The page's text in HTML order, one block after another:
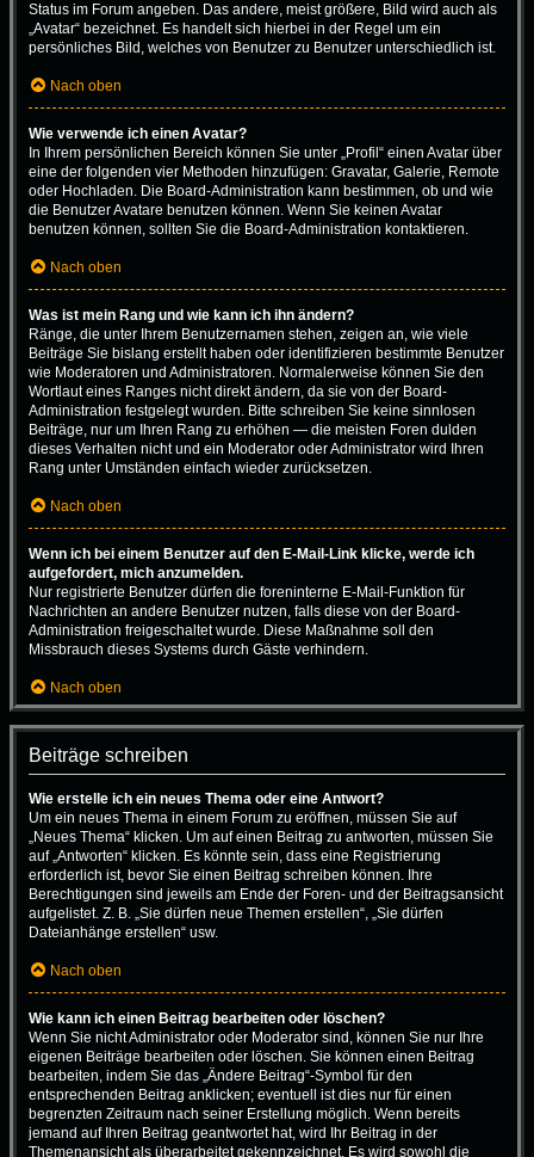
Status im Forum angeben. Das andere, meist größere, Bild wird auch als
„Avatar“ bezeichnet. Es handelt sich hierbei in der Regel um ein
persönliches Bild, welches von Benutzer zu Benutzer unterschiedlich ist.
Nach oben
Wie verwende ich einen Avatar?
In Ihrem persönlichen Bereich können Sie unter „Profil“ einen Avatar über
eine der folgenden vier Methoden hinzufügen: Gravatar, Galerie, Remote
oder Hochladen. Die Board-Administration kann bestimmen, ob und wie
die Benutzer Avatare benutzen können. Wenn Sie keinen Avatar
benutzen können, sollten Sie die Board-Administration kontaktieren.
Nach oben
Was ist mein Rang und wie kann ich ihn ändern?
Ränge, die unter Ihrem Benutzernamen stehen, zeigen an, wie viele
Beiträge Sie bislang erstellt haben oder identifizieren bestimmte Benutzer
wie Moderatoren und Administratoren. Normalerweise können Sie den
Wortlaut eines Ranges nicht direkt ändern, da sie von der Board-
Administration festgelegt wurden. Bitte schreiben Sie keine sinnlosen
Beiträge, nur um Ihren Rang zu erhöhen — die meisten Foren dulden
dieses Verhalten nicht und ein Moderator oder Administrator wird Ihren
Rang unter Umständen einfach wieder zurücksetzen.
Nach oben
Wenn ich bei einem Benutzer auf den E-Mail-Link klicke, werde ich
aufgefordert, mich anzumelden.
Nur registrierte Benutzer dürfen die foreninterne E-Mail-Funktion für
Nachrichten an andere Benutzer nutzen, falls diese von der Board-
Administration freigeschaltet wurde. Diese Maßnahme soll den
Missbrauch dieses Systems durch Gäste verhindern.
Nach oben
Beiträge schreiben
Wie erstelle ich ein neues Thema oder eine Antwort?
Um ein neues Thema in einem Forum zu eröffnen, müssen Sie auf
„Neues Thema“ klicken. Um auf einen Beitrag zu antworten, müssen Sie
auf „Antworten“ klicken. Es könnte sein, dass eine Registrierung
erforderlich ist, bevor Sie einen Beitrag schreiben können. Ihre
Berechtigungen sind jeweils am Ende der Foren- und der Beitragsansicht
aufgelistet. Z. B. „Sie dürfen neue Themen erstellen“, „Sie dürfen
Dateianhänge erstellen“ usw.
Nach oben
Wie kann ich einen Beitrag bearbeiten oder löschen?
Wenn Sie nicht Administrator oder Moderator sind, können Sie nur Ihre
eigenen Beiträge bearbeiten oder löschen. Sie können einen Beitrag
bearbeiten, indem Sie das „Ändere Beitrag“-Symbol für den
entsprechenden Beitrag anklicken; eventuell ist dies nur für einen
begrenzten Zeitraum nach seiner Erstellung möglich. Wenn bereits
jemand auf Ihren Beitrag geantwortet hat, wird Ihr Beitrag in der
Themenansicht als überarbeitet gekennzeichnet. Es wird sowohl die